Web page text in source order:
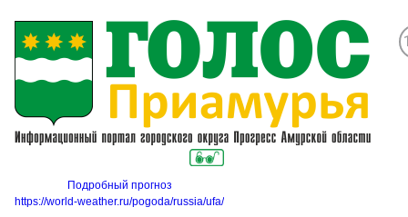
Подробный прогноз
https://world-weather.ru/pogoda/russia/ufa/